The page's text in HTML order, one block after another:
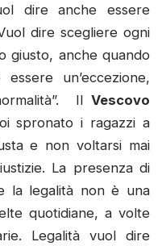
dire anche essere
dire scegliere ogni
giusto, anche quando
un’eccezione,
Il Vescovo
spronato i ragazzi a
e non voltarsi mai
La presenza di
la legalità non è una
quotidiane, a volte
Legalità vuol dire